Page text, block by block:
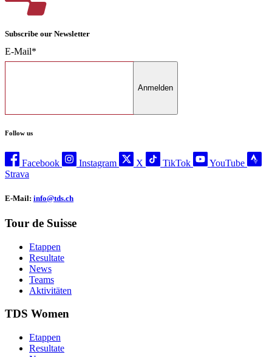
Subscribe our Newsletter
E-Mail*
Anmelden
Follow us
Facebook Instagram X TikTok
YouTube
Strava
E-Mail: info@tds.ch
Tour de Suisse
Etappen
Resultate
News
Teams
Aktivitäten
TDS Women
Etappen
Resultate